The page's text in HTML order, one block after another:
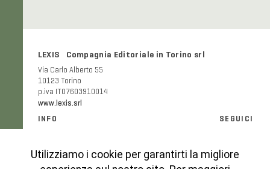
LEXIS Compagnia Editoriale in Torino srl
Via Carlo Alberto 55
10123 Torino
p.iva IT07603910014
www.lexis.srl
INFO
Modalità e costi di spedizione
Codice etico
SEGUICI
Instagram
Utilizziamo i cookie per garantirti la migliore